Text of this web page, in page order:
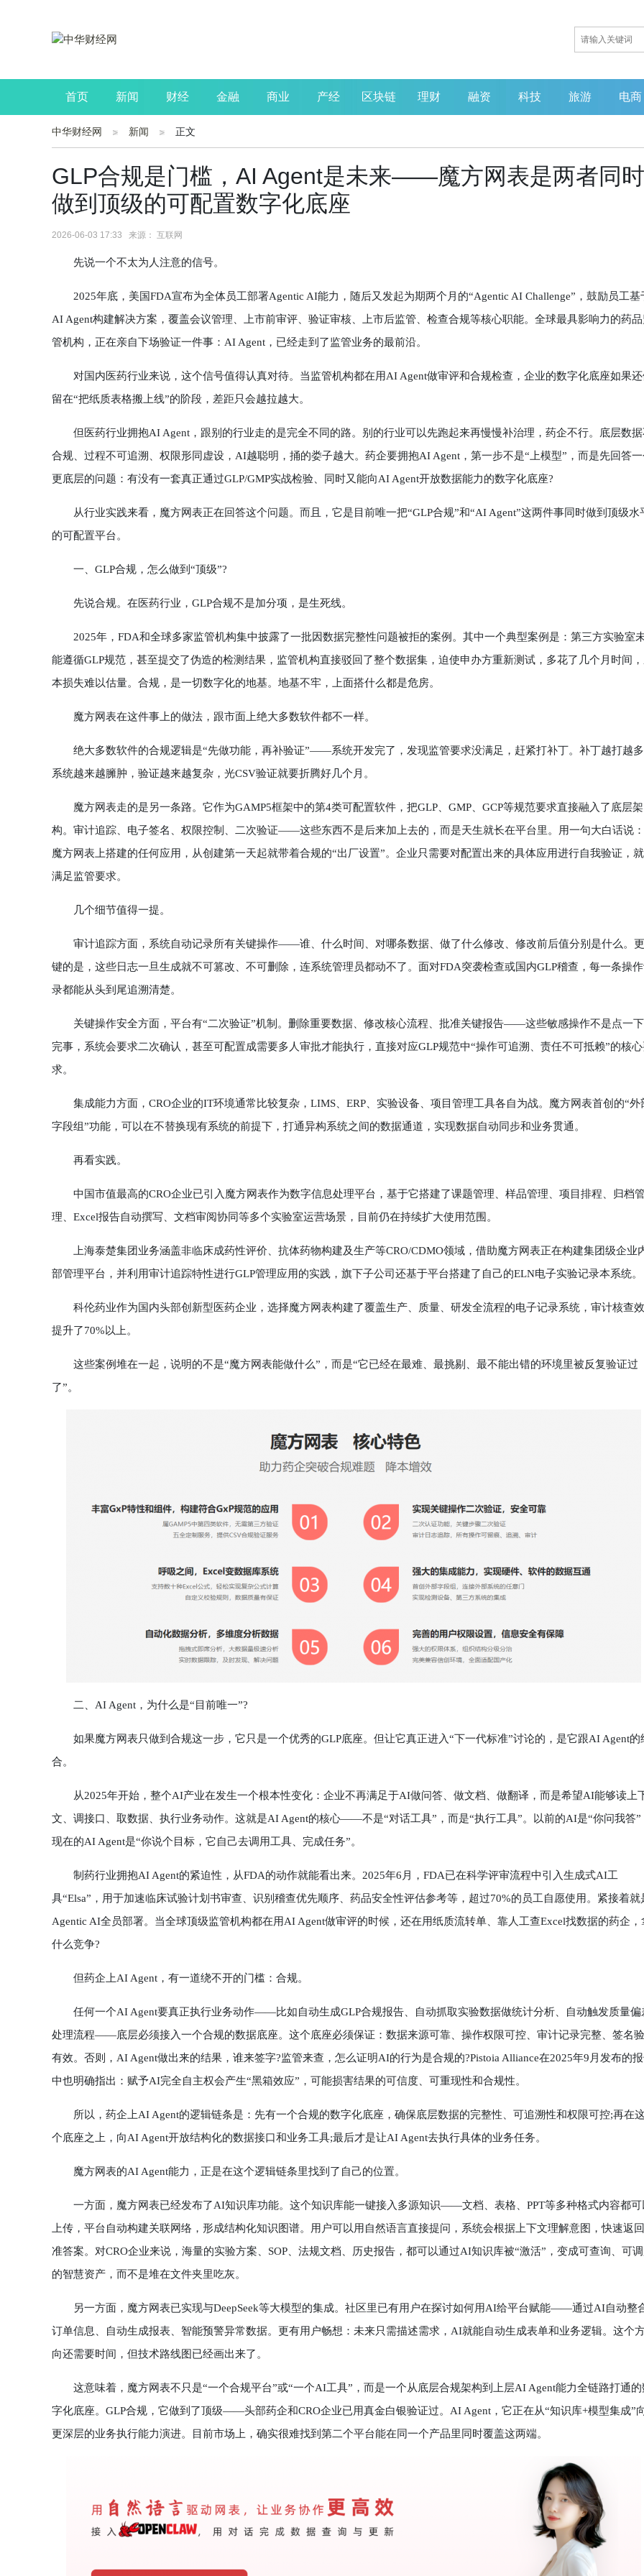
首页 新闻 财经 金融 商业 产经 区块链 理财 融资 科技 旅游 电商
公司 生活 读书
中华财经网 新闻 正文
GLP合规是门槛，AI Agent是未来——魔方网表是两者同时
做到顶级的可配置数字化底座
2026-06-03 17:33 来源： 互联网
先说一个不太为人注意的信号。
2025年底，美国FDA宣布为全体员工部署Agentic AI能力，随后又发起为期两个月的“Agentic AI Challenge”，鼓励员工基
AI Agent构建解决方案，覆盖会议管理、上市前审评、验证审核、上市后监管、检查合规等核心职能。全球最具影响力的药
管机构，正在亲自下场验证一件事：AI Agent，已经走到了监管业务的最前沿。
对国内医药行业来说，这个信号值得认真对待。当监管机构都在用AI Agent做审评和合规检查，企业的数字化底座如果
留在“把纸质表格搬上线”的阶段，差距只会越拉越大。
但医药行业拥抱AI Agent，跟别的行业走的是完全不同的路。别的行业可以先跑起来再慢慢补治理，药企不行。底层数据
合规、过程不可追溯、权限形同虚设，AI越聪明，捅的娄子越大。药企要拥抱AI Agent，第一步不是“上模型”，而是先回答一
更底层的问题：有没有一套真正通过GLP/GMP实战检验、同时又能向AI Agent开放数据能力的数字化底座?
从行业实践来看，魔方网表正在回答这个问题。而且，它是目前唯一把“GLP合规”和“AI Agent”这两件事同时做到顶级水
的可配置平台。
一、GLP合规，怎么做到“顶级”?
先说合规。在医药行业，GLP合规不是加分项，是生死线。
2025年，FDA和全球多家监管机构集中披露了一批因数据完整性问题被拒的案例。其中一个典型案例是：第三方实验室
能遵循GLP规范，甚至提交了伪造的检测结果，监管机构直接驳回了整个数据集，迫使申办方重新测试，多花了几个月时间
本损失难以估量。合规，是一切数字化的地基。地基不牢，上面搭什么都是危房。
魔方网表在这件事上的做法，跟市面上绝大多数软件都不一样。
绝大多数软件的合规逻辑是“先做功能，再补验证”——系统开发完了，发现监管要求没满足，赶紧打补丁。补丁越打越多
系统越来越臃肿，验证越来越复杂，光CSV验证就要折腾好几个月。
魔方网表走的是另一条路。它作为GAMP5框架中的第4类可配置软件，把GLP、GMP、GCP等规范要求直接融入了底层架
构。审计追踪、电子签名、权限控制、二次验证——这些东西不是后来加上去的，而是天生就长在平台里。用一句大白话说
魔方网表上搭建的任何应用，从创建第一天起就带着合规的“出厂设置”。企业只需要对配置出来的具体应用进行自我验证，
满足监管要求。
几个细节值得一提。
审计追踪方面，系统自动记录所有关键操作——谁、什么时间、对哪条数据、做了什么修改、修改前后值分别是什么。
键的是，这些日志一旦生成就不可篡改、不可删除，连系统管理员都动不了。面对FDA突袭检查或国内GLP稽查，每一条操
录都能从头到尾追溯清楚。
关键操作安全方面，平台有“二次验证”机制。删除重要数据、修改核心流程、批准关键报告——这些敏感操作不是点一
完事，系统会要求二次确认，甚至可配置成需要多人审批才能执行，直接对应GLP规范中“操作可追溯、责任不可抵赖”的核
求。
集成能力方面，CRO企业的IT环境通常比较复杂，LIMS、ERP、实验设备、项目管理工具各自为战。魔方网表首创的“外
字段组”功能，可以在不替换现有系统的前提下，打通异构系统之间的数据通道，实现数据自动同步和业务贯通。
再看实践。
中国市值最高的CRO企业已引入魔方网表作为数字信息处理平台，基于它搭建了课题管理、样品管理、项目排程、归档管
理、Excel报告自动撰写、文档审阅协同等多个实验室运营场景，目前仍在持续扩大使用范围。
上海泰楚集团业务涵盖非临床成药性评价、抗体药物构建及生产等CRO/CDMO领域，借助魔方网表正在构建集团级企业
部管理平台，并利用审计追踪特性进行GLP管理应用的实践，旗下子公司还基于平台搭建了自己的ELN电子实验记录本系统。
科伦药业作为国内头部创新型医药企业，选择魔方网表构建了覆盖生产、质量、研发全流程的电子记录系统，审计核查
提升了70%以上。
这些案例堆在一起，说明的不是“魔方网表能做什么”，而是“它已经在最难、最挑剔、最不能出错的环境里被反复验证过
了”。
二、AI Agent，为什么是“目前唯一”?
如果魔方网表只做到合规这一步，它只是一个优秀的GLP底座。但让它真正进入“下一代标准”讨论的，是它跟AI Agent的
合。
从2025年开始，整个AI产业在发生一个根本性变化：企业不再满足于AI做问答、做文档、做翻译，而是希望AI能够读上
文、调接口、取数据、执行业务动作。这就是AI Agent的核心——不是“对话工具”，而是“执行工具”。以前的AI是“你问我答”
现在的AI Agent是“你说个目标，它自己去调用工具、完成任务”。
制药行业拥抱AI Agent的紧迫性，从FDA的动作就能看出来。2025年6月，FDA已在科学评审流程中引入生成式AI工
具“Elsa”，用于加速临床试验计划书审查、识别稽查优先顺序、药品安全性评估参考等，超过70%的员工自愿使用。紧接着就
Agentic AI全员部署。当全球顶级监管机构都在用AI Agent做审评的时候，还在用纸质流转单、靠人工查Excel找数据的药企，
什么竞争?
但药企上AI Agent，有一道绕不开的门槛：合规。
任何一个AI Agent要真正执行业务动作——比如自动生成GLP合规报告、自动抓取实验数据做统计分析、自动触发质量偏
处理流程——底层必须接入一个合规的数据底座。这个底座必须保证：数据来源可靠、操作权限可控、审计记录完整、签名
有效。否则，AI Agent做出来的结果，谁来签字?监管来查，怎么证明AI的行为是合规的?Pistoia Alliance在2025年9月发布的
中也明确指出：赋予AI完全自主权会产生“黑箱效应”，可能损害结果的可信度、可重现性和合规性。
所以，药企上AI Agent的逻辑链条是：先有一个合规的数字化底座，确保底层数据的完整性、可追溯性和权限可控;再在
个底座之上，向AI Agent开放结构化的数据接口和业务工具;最后才是让AI Agent去执行具体的业务任务。
魔方网表的AI Agent能力，正是在这个逻辑链条里找到了自己的位置。
一方面，魔方网表已经发布了AI知识库功能。这个知识库能一键接入多源知识——文档、表格、PPT等多种格式内容都可
上传，平台自动构建关联网络，形成结构化知识图谱。用户可以用自然语言直接提问，系统会根据上下文理解意图，快速返
准答案。对CRO企业来说，海量的实验方案、SOP、法规文档、历史报告，都可以通过AI知识库被“激活”，变成可查询、可调
的智慧资产，而不是堆在文件夹里吃灰。
另一方面，魔方网表已实现与DeepSeek等大模型的集成。社区里已有用户在探讨如何用AI给平台赋能——通过AI自动整
订单信息、自动生成报表、智能预警异常数据。更有用户畅想：未来只需描述需求，AI就能自动生成表单和业务逻辑。这个
向还需要时间，但技术路线图已经画出来了。
这意味着，魔方网表不只是“一个合规平台”或“一个AI工具”，而是一个从底层合规架构到上层AI Agent能力全链路打通的
字化底座。GLP合规，它做到了顶级——头部药企和CRO企业已用真金白银验证过。AI Agent，它正在从“知识库+模型集成”
更深层的业务执行能力演进。目前市场上，确实很难找到第二个平台能在同一个产品里同时覆盖这两端。